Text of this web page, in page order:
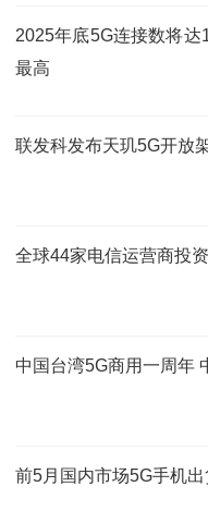
2025年底5G连接数将
最高
联发科发布天玑5G开放
全球44家电信运营商投
中国台湾5G商用一周年
前5月国内市场5G手机